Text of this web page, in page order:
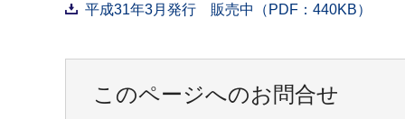
平成31年3月発行 販売中（PDF：440KB）
このページへのお問合せ